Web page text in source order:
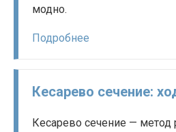
модно.
Подробнее
Кесарево сечение:
Кесарево сечение — метод